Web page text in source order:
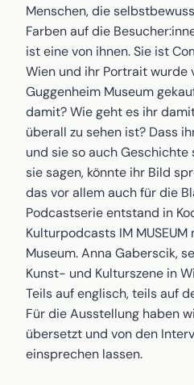
Menschen, die
Farben auf die
ist eine von ihnen. Sie ist
Wien und ihr Portrait wurde
Guggenheim Museum
damit? Wie geht es ihr
überall zu sehen ist? Dass
und sie so auch
sie sagen, könnte ihr Bild
das vor allem auch für die
Podcastserie entstand in
Kulturpodcasts IM
Museum. Anna Gaberscik,
Kunst- und Kulturszene in
Teils auf englisch, teils auf
Für die Ausstellung haben
übersetzt und von den
einsprechen lassen.